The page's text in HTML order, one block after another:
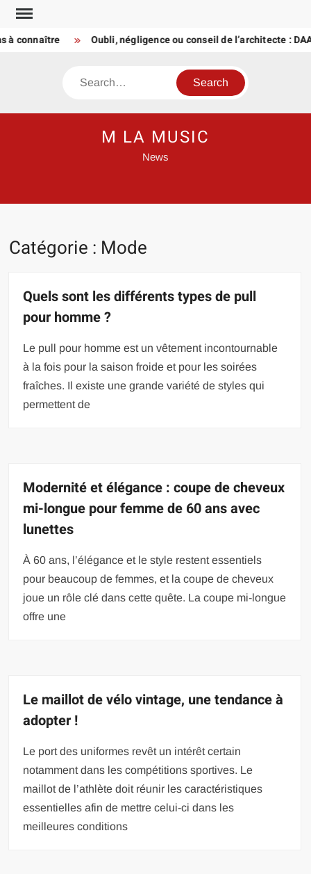
Skip
content
Oubli, négligence ou conseil de l’architecte :
Search
M LA MUSIC
News
Catégorie : Mode
Quels sont les différents types de pull
pour homme ?
Le pull pour homme est un vêtement incontournable
à la fois pour la saison froide et pour les soirées
fraîches. Il existe une grande variété de styles qui
permettent de
Modernité et élégance : coupe de cheveux
mi-longue pour femme de 60 ans avec
lunettes
À 60 ans, l’élégance et le style restent essentiels
pour beaucoup de femmes, et la coupe de cheveux
joue un rôle clé dans cette quête. La coupe mi-longue
offre une
Le maillot de vélo vintage, une tendance à
adopter !
Le port des uniformes revêt un intérêt certain
notamment dans les compétitions sportives. Le
maillot de l’athlète doit réunir les caractéristiques
essentielles afin de mettre celui-ci dans les
meilleures conditions